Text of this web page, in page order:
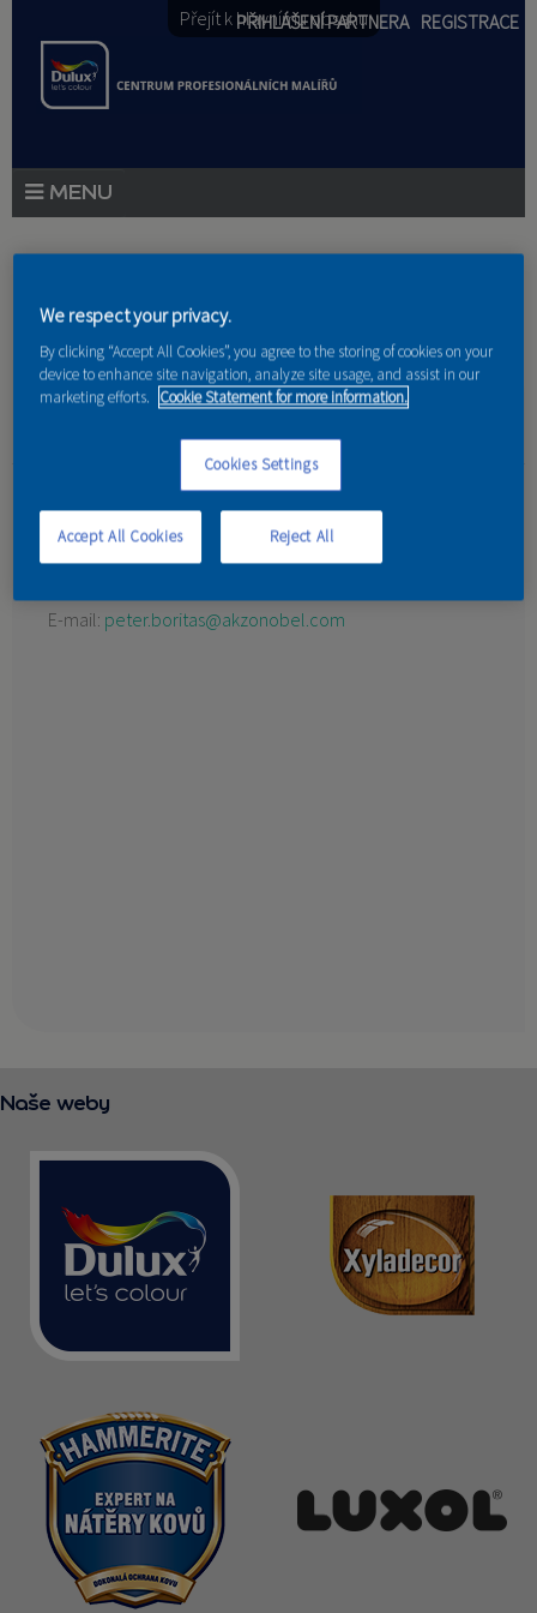
Přejít k hlavnímu obsahu
PŘIHLÁŠENÍ PARTNERA REGISTRACE
PORADENSTVÍ
AKCE A NOVINKY
PARTNEŘI
KONTAKT
Partneri
Peter Boritáš
Jur nad Hronom 390
E-mail: peter.boritas@akzonobel.com
Naše weby
We respect your privacy.
By clicking “Accept All Cookies”, you agree to the storing of cookies on your
device to enhance site navigation, analyze site usage, and assist in our
marketing efforts. Cookie Statement for more information.
Cookies Settings
Reject All
Accept All Cookies